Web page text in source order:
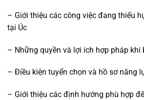
– Giới thiệu các công việc đang thiếu
tại Úc
– Những quyền và lợi ích hợp pháp khi
– Điều kiện tuyển chọn và hồ sơ năng
– Giới thiệu các định hướng phù hợp